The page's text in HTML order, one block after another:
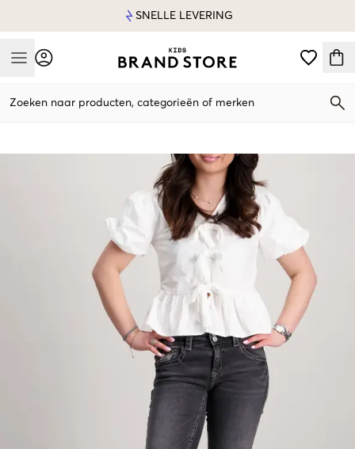
SNELLE LEVERING
Mobile Menu
Zoeken naar producten, categorieën of merken